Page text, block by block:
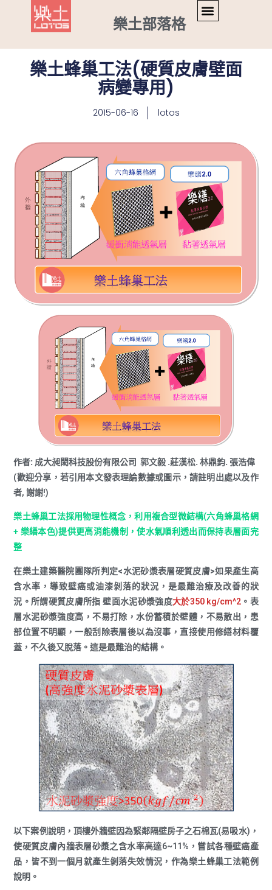
樂土部落格
樂土蜂巢工法(硬質皮膚壁面
病變專用)
2015-06-16 lotos
作者: 成大昶閎科技股份有限公司 郭文毅 .莊漢松. 林鼎鈞. 張浩偉
(歡迎分享，若引用本文發表理論數據或圖示，請註明出處以及作
者, 謝謝!)
樂土蜂巢工法採用物理性概念，利用複合型微結構(六角蜂巢格網
+ 樂繕本色)提供更高消能機制，使水氣順利透出而保持表層面完
整
在樂土建築醫院團隊所判定<水泥砂漿表層硬質皮膚>如果產生高
含水率，導致壁癌或油漆剝落的狀況，是最難治療及改善的狀
況。所謂硬質皮膚所指 壁面水泥砂漿強度大於350 kg/cm^2。表
層水泥砂漿強度高，不易打除，水份蓄積於壁體，不易散出，患
部位置不明顯，一般刮除表層後以為沒事，直接使用修繕材料覆
蓋，不久後又脫落。這是最難治的結構。
以下案例說明，頂樓外牆壁因為緊鄰隔壁房子之石棉瓦(易吸水)，
使硬質皮膚內牆表層砂漿之含水率高達6~11%，嘗試各種壁癌產
品，皆不到一個月就產生剝落失效情況，作為樂土蜂巢工法範例
說明。